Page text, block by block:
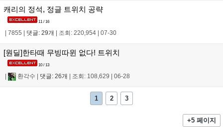
캐리의 정석, 정글 트위치 공략
11 / 16
7855 댓글: 29개 조회: 220,954 07-30
[원딜]한타때 무빙따윈 없다! 트위치
10 / 13
환각수 댓글: 26개 조회: 108,629 06-28
1 2 3
+5 페이지